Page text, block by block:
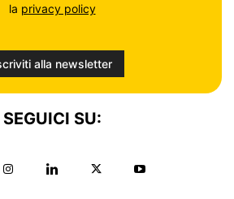
la privacy policy
SEGUICI SU: